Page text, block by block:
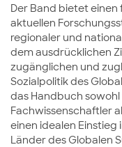
Der Band bietet
aktuellen
regionaler und
dem ausdrücklichen
zugänglichen und
Sozialpolitik des
das Handbuch
Fachwissenschaftler
einen idealen Einstieg
Länder des Globalen